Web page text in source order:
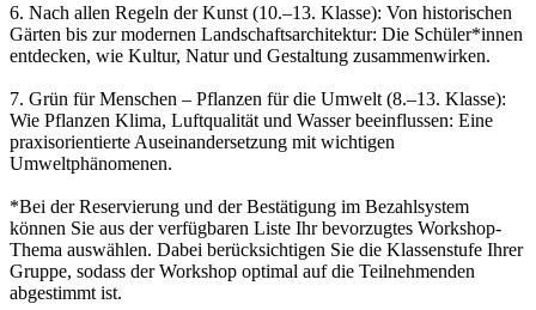
6. Nach allen Regeln der Kunst (10.–13. Klasse): Von historischen
Gärten bis zur modernen Landschaftsarchitektur: Die Schüler*innen
entdecken, wie Kultur, Natur und Gestaltung zusammenwirken.
7. Grün für Menschen – Pflanzen für die Umwelt (8.–13. Klasse):
Wie Pflanzen Klima, Luftqualität und Wasser beeinflussen: Eine
praxisorientierte Auseinandersetzung mit wichtigen
Umweltphänomenen.
*Bei der Reservierung und der Bestätigung im Bezahlsystem
können Sie aus der verfügbaren Liste Ihr bevorzugtes Workshop-
Thema auswählen. Dabei berücksichtigen Sie die Klassenstufe Ihrer
Gruppe, sodass der Workshop optimal auf die Teilnehmenden
abgestimmt ist.